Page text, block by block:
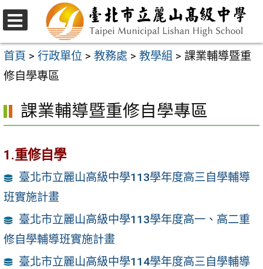
跳
至
主
要
容
區
選
單
首頁 > 行政單位 > 教務處 > 教學組 > 課業輔導暨重
修自學專區
課業輔導暨重修自學專區
1.重修自學
臺北市立麗山高級中學113學年度高三自學輔導
班實施計畫
臺北市立麗山高級中學113學年度高一、高二重
修自學輔導班實施計畫
臺北市立麗山高級中學114學年度高三自學輔導